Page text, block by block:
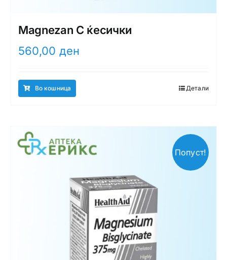
Magnezan C ќесички
560,00 ден
Во кошница Детали
Попуст!